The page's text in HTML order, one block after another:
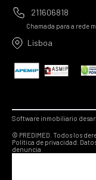
211606818
Chamada para a rede
Lisboa
Software inmobiliario
© PREDIMED. Todos los
Política de privacidad.
denuncia